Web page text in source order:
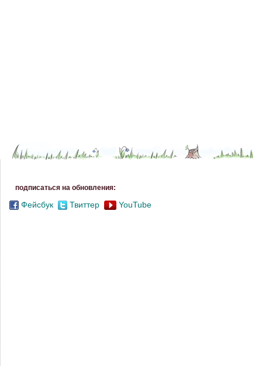
подписаться на обновления:
Фейсбук Твиттер YouTube